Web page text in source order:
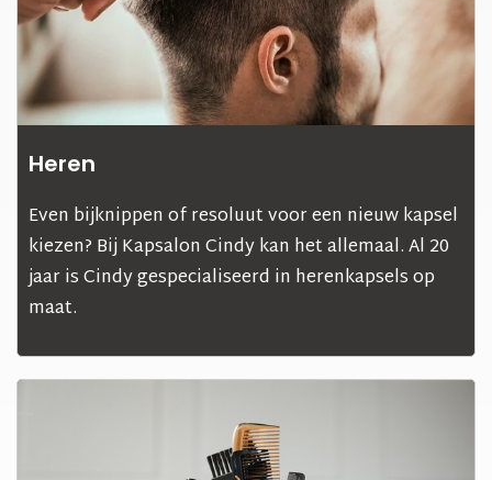
Heren
Even bijknippen of resoluut voor een nieuw kapsel
kiezen? Bij Kapsalon Cindy kan het allemaal. Al 20
jaar is Cindy gespecialiseerd in herenkapsels op
maat.